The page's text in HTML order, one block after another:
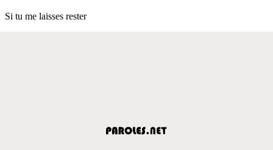
Si tu me laisses rester